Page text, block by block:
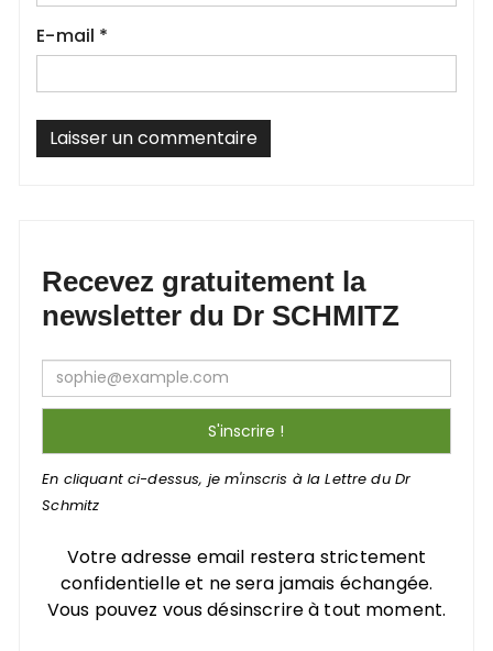
E-mail *
Recevez gratuitement la
newsletter du Dr SCHMITZ
En cliquant ci-dessus, je m'inscris à la Lettre du Dr
Schmitz
Votre adresse email restera strictement
confidentielle et ne sera jamais échangée.
Vous pouvez vous désinscrire à tout moment.